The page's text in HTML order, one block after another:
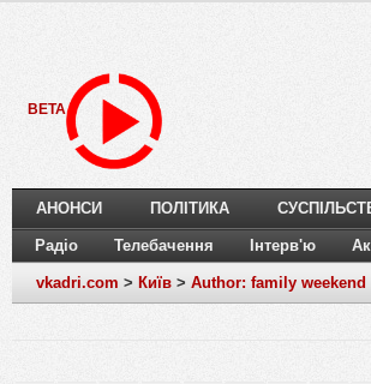
BETA
АНОНСИ ПОЛІТИКА
Радіо Телебачення Інтерв'ю
vkadri.com > Київ > Author: family weekend